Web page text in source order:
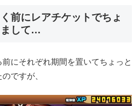
前にレアチケットでちょ
まして…
にそれぞれ期間を置いてちょっと
ですが、